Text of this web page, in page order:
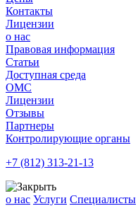
Контакты
Лицензии
о нас
Правовая информация
Статьи
Доступная среда
ОМС
Лицензии
Отзывы
Партнеры
Контролирующие органы
+7 (812) 313-21-13
о нас Услуги Специалисты